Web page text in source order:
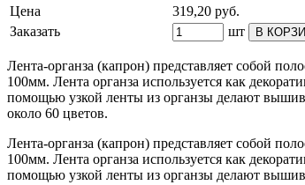
Цена
319,20 руб.
Заказать
шт В
Лента-органза (капрон) представляет собой
100мм. Лента органза используется как
помощью узкой ленты из органзы делают
около 60 цветов.
Лента-органза (капрон) представляет собой
100мм. Лента органза используется как
помощью узкой ленты из органзы делают